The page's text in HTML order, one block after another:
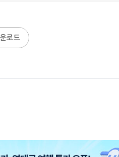
로드